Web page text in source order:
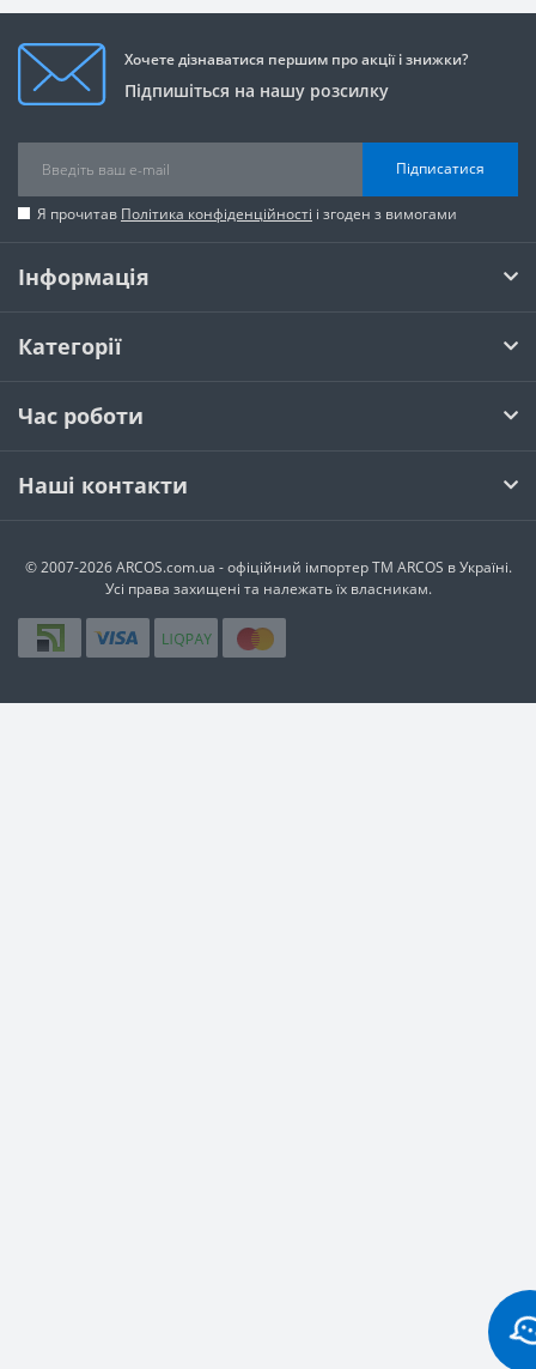
Хочете дізнаватися першим про акції і знижки?
Підпишіться на нашу розсилку
Підписатися
Я прочитав Політика конфіденційності і згоден з вимогами
Інформація
Категорії
Час роботи
Наші контакти
© 2007-2026 ARCOS.com.ua - офiцiйний iмпортер ТМ ARCOS в Україні.
Усi права захищенi та належать їх власникам.